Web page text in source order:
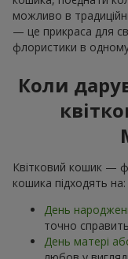
можливо в
— це прикраса для
флористики в
Коли
Квітковий кошик —
кошика підходять на:
День
точно
День матері